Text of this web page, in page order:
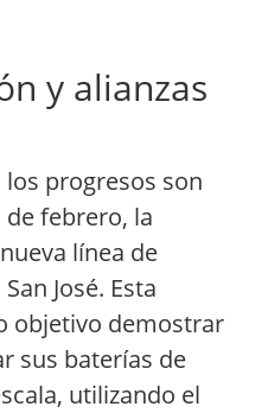
y alianzas
progresos son
febrero, la
línea de
José. Esta
objetivo demostrar
sus baterías de
utilizando el